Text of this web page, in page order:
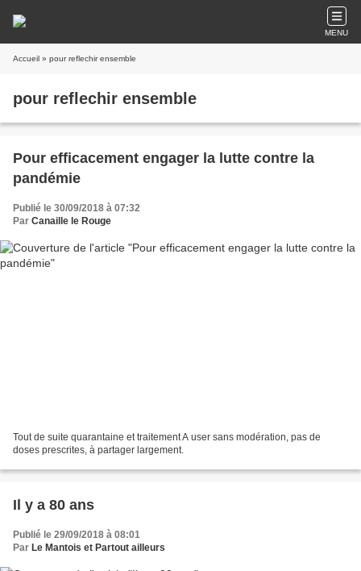
MENU
Accueil » pour reflechir ensemble
pour reflechir ensemble
Pour efficacement engager la lutte contre la
pandémie
Publié le 30/09/2018 à 07:32
Par Canaille le Rouge
Tout de suite quarantaine et traitement A user sans modération, pas de
doses prescrites, à partager largement.
Il y a 80 ans
Publié le 29/09/2018 à 08:01
Par Le Mantois et Partout ailleurs